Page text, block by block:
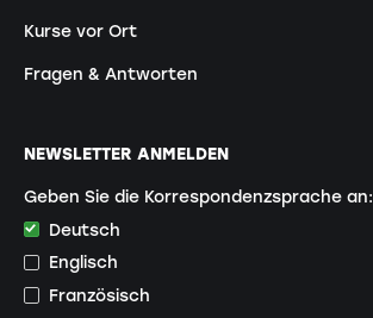
Kurse vor Ort
Fragen & Antworten
NEWSLETTER ANMELDEN
Geben Sie die Korrespondenzsprache an:
Deutsch
Englisch
Französisch